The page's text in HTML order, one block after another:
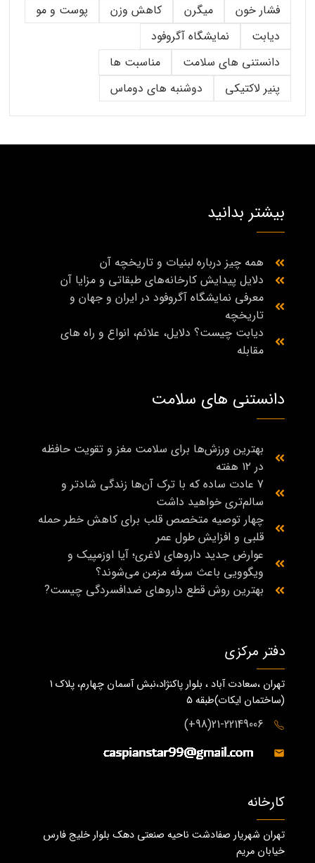
فشار خون
میگرن کاهش وزن
پوست و مو
دیابت
نمایشگاه آگروفود
دانستنی های سلامت
مناسبت ها
پنیر لاکتیکی
دوشنبه های دوماس
بیشتر بدانید
همه چیز درباره لبنیات و تاریخچه آن
دلایل پیدایش کارخانه‌های طبقاتی و مزایا آن
معرفی نمایشگاه آگروفود در ایران و جهان و
تاریخچه
دیابت چیست؟ دلایل، علائم، انواع و راه‌ های
مقابله
دانستنی های سلامت
بهترین ورزش‌ها برای سلامت مغز و تقویت حافظه
در ۱۲ هفته
7 عادت ساده که با ترک آن‌ها زندگی شادتر و
سالم‌تری خواهید داشت
چهار توصیه متخصص قلب برای کاهش خطر حمله
قلبی و افزایش طول عمر
عوارض جدید داروهای لاغری؛ آیا اوزمپیک و
ویگوویی باعث سرفه مزمن می‌شوند؟
بهترین روش قطع داروهای ضدافسردگی چیست?
دفتر مرکزی
تهران ،سعادت آباد ، بلوار پاکنژاد،نبش آسمان چهارم، پلاک 1
(ساختمان ايكات)طبقه ٥
21-22149006(98+)
کارخانه
تهران شهریار صفادشت ناحیه صنعتی دهک بلوار خلیج فارس
خیابان مریم